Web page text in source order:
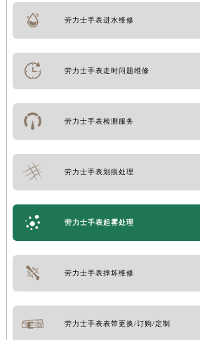
劳力士手表进水维修
劳力士手表走时问题维修
劳力士手表检测服务
劳力士手表划痕处理
劳力士手表起雾处理
劳力士手表摔坏维修
劳力士手表表带更换/订购/定制